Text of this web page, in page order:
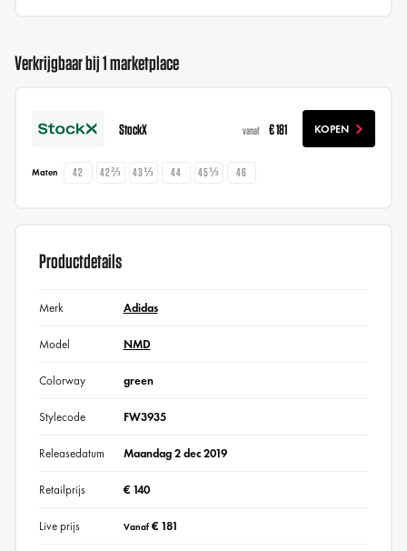
Verkrijgbaar bij 1 marketplace
StockX vanaf € 181 KOPEN
Maten 42 42⅔ 43⅓ 44 45⅓ 46
Productdetails
Merk Adidas
Model NMD
Colorway green
Stylecode FW3935
Releasedatum Maandag 2 dec 2019
Retailprijs € 140
Live prijs Vanaf€ 181